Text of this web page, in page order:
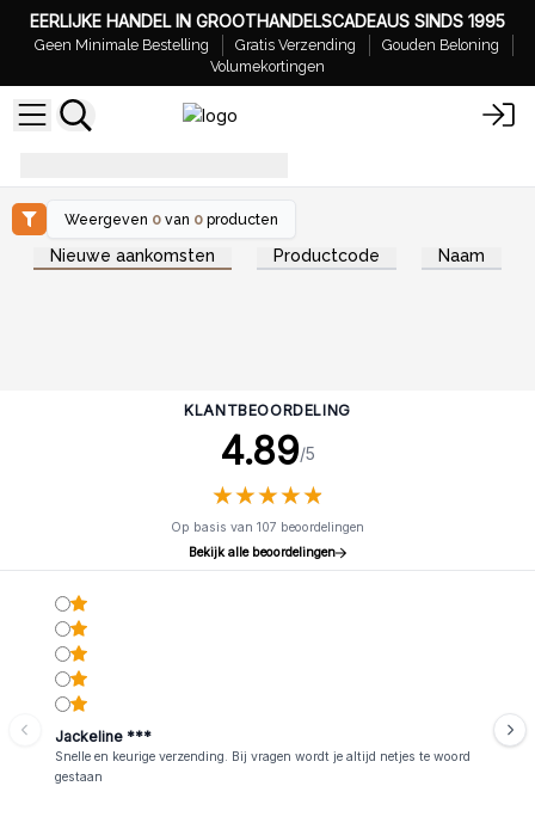
EERLIJKE HANDEL IN GROOTHANDELSCADEAUS SINDS 1995
Geen Minimale Bestelling Gratis Verzending
Gouden Beloning
Volumekortingen
Weergeven 0 van 0 producten
Nieuwe aankomsten Productcode Naam
KLANTBEOORDELING
4.89/5
★★★★★
★★★★★
Op basis van 107 beoordelingen
Bekijk alle beoordelingen
Jackeline ***
Snelle en keurige verzending. Bij vragen wordt je altijd netjes te woord
gestaan